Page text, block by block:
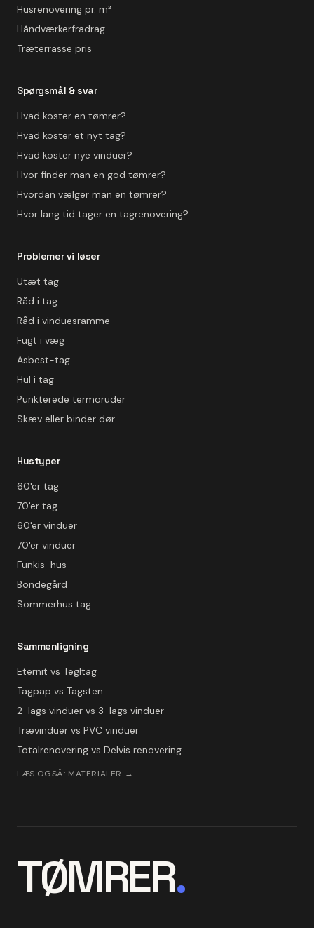
Husrenovering pr. m²
Håndværkerfradrag
Træterrasse pris
Spørgsmål & svar
Hvad koster en tømrer?
Hvad koster et nyt tag?
Hvad koster nye vinduer?
Hvor finder man en god tømrer?
Hvordan vælger man en tømrer?
Hvor lang tid tager en tagrenovering?
Problemer vi løser
Utæt tag
Råd i tag
Råd i vinduesramme
Fugt i væg
Asbest-tag
Hul i tag
Punkterede termoruder
Skæv eller binder dør
Hustyper
60'er tag
70'er tag
60'er vinduer
70'er vinduer
Funkis-hus
Bondegård
Sommerhus tag
Sammenligning
Eternit vs Tegltag
Tagpap vs Tagsten
2-lags vinduer vs 3-lags vinduer
Trævinduer vs PVC vinduer
Totalrenovering vs Delvis renovering
LÆS OGSÅ: MATERIALER →
TØMRER.